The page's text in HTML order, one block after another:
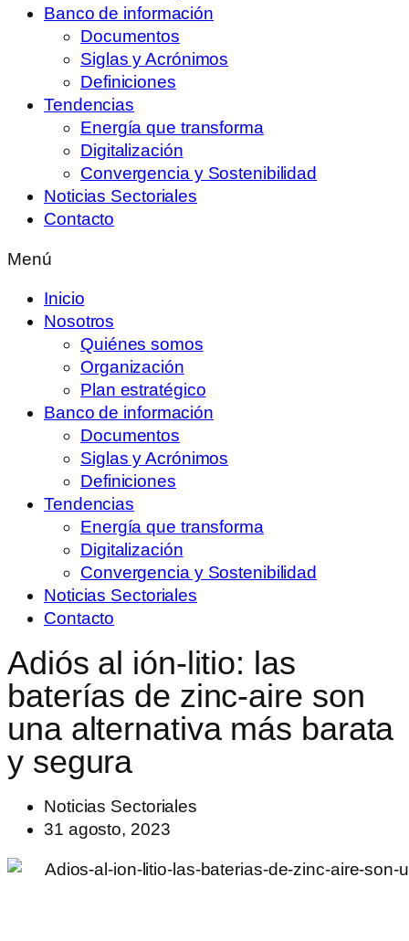
Banco de información
Documentos
Siglas y Acrónimos
Definiciones
Tendencias
Energía que transforma
Digitalización
Convergencia y Sostenibilidad
Noticias Sectoriales
Contacto
Menú
Inicio
Nosotros
Quiénes somos
Organización
Plan estratégico
Banco de información
Documentos
Siglas y Acrónimos
Definiciones
Tendencias
Energía que transforma
Digitalización
Convergencia y Sostenibilidad
Noticias Sectoriales
Contacto
Adiós al ión-litio: las
baterías de zinc-aire son
una alternativa más barata
y segura
Noticias Sectoriales
31 agosto, 2023